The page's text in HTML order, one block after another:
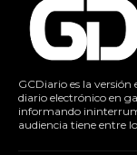
GCDiario es la versión
diario electrónico en
informando
audiencia tiene entre